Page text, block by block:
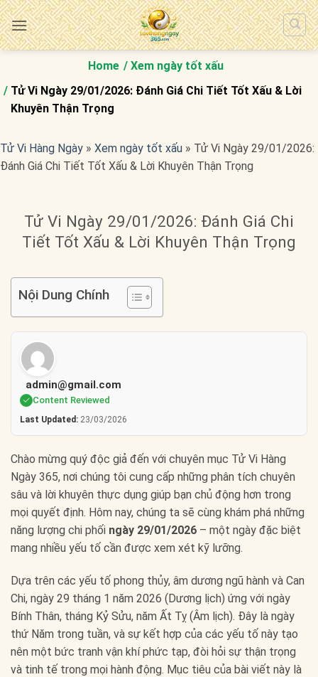
Bỏ
qua
nội
Home
Xem ngày tốt xấu
Tử Vi Ngày 29/01/2026: Đánh Giá Chi Tiết Tốt Xấu & Lời
Khuyên Thận Trọng
Tử Vi Hàng Ngày » Xem ngày tốt xấu » Tử Vi Ngày 29/01/2026:
Đánh Giá Chi Tiết Tốt Xấu & Lời Khuyên Thận Trọng
Tử Vi Ngày 29/01/2026: Đánh Giá Chi
Tiết Tốt Xấu & Lời Khuyên Thận Trọng
Nội Dung Chính
admin@gmail.com
Content Reviewed
Last Updated: 23/03/2026
Chào mừng quý độc giả đến với chuyên mục Tử Vi Hàng
Ngày 365, nơi chúng tôi cung cấp những phân tích chuyên
sâu và lời khuyên thực dụng giúp bạn chủ động hơn trong
mọi quyết định. Hôm nay, chúng ta sẽ cùng khám phá những
năng lượng chi phối ngày 29/01/2026 – một ngày đặc biệt
mang nhiều yếu tố cần được xem xét kỹ lưỡng.
Dựa trên các yếu tố phong thủy, âm dương ngũ hành và Can
Chi, ngày 29 tháng 1 năm 2026 (Dương lịch) ứng với ngày
Bính Thân, tháng Kỷ Sửu, năm Ất Tỵ (Âm lịch). Đây là ngày
thứ Năm trong tuần, và sự kết hợp của các yếu tố này tạo
nên một bức tranh vận khí phức tạp, đòi hỏi sự thận trọng
và tinh tế trong mọi hành động. Mục tiêu của bài viết này là